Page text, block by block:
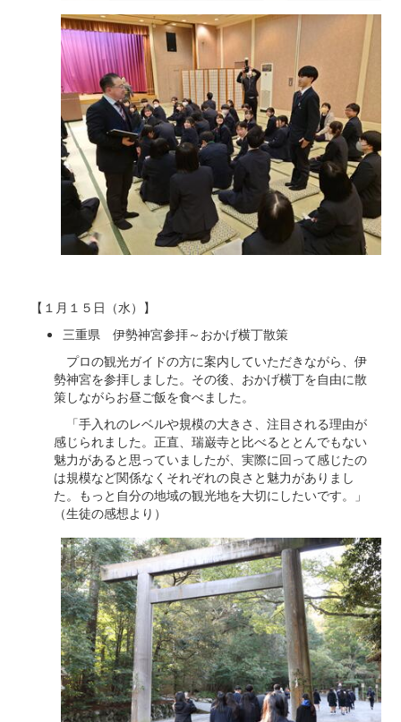
【１月１５日（水）】
三重県 伊勢神宮参拝～おかげ横丁散策
プロの観光ガイドの方に案内していただきながら、伊
勢神宮を参拝しました。その後、おかげ横丁を自由に散
策しながらお昼ご飯を食べました。
「手入れのレベルや規模の大きさ、注目される理由が
感じられました。正直、瑞巌寺と比べるととんでもない
魅力があると思っていましたが、実際に回って感じたの
は規模など関係なくそれぞれの良さと魅力がありまし
た。もっと自分の地域の観光地を大切にしたいです。」
（生徒の感想より）